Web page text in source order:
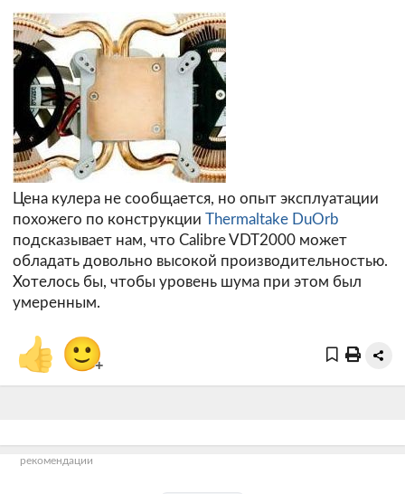
Цена кулера не сообщается, но опыт эксплуатации
похожего по конструкции Thermaltake DuOrb
подсказывает нам, что Calibre VDT2000 может
обладать довольно высокой производительностью.
Хотелось бы, чтобы уровень шума при этом был
умеренным.
👍 🙂+
рекомендации